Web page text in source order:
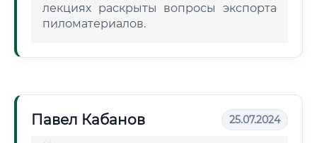
лекциях раскрыты вопросы экспорта
пиломатериалов.
Павел Кабанов 25.07.2024